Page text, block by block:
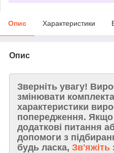
Опис Характеристики
Опис
Зверніть увагу!
змінювати
характеристики
попередження.
додаткові питання
допомоги з
будь ласка, Зв'яжіть